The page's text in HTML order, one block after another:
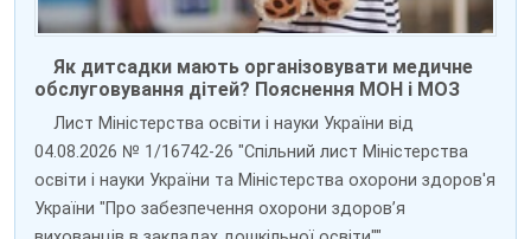
Як дитсадки мають організовувати медичне
обслуговування дітей? Пояснення МОН і МОЗ
Лист Міністерства освіти і науки України від
04.08.2026 № 1/16742-26 "Спільний лист Міністерства
освіти і науки України та Міністерства охорони здоров'я
України "Про забезпечення охорони здоров’я